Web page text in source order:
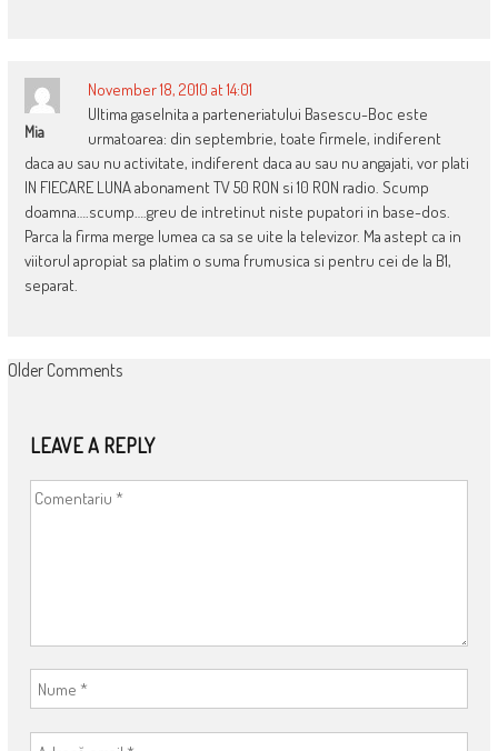
Mia
November 18, 2010 at 14:01
Ultima gaselnita a parteneriatului Basescu-Boc este
urmatoarea: din septembrie, toate firmele, indiferent
daca au sau nu activitate, indiferent daca au sau nu angajati, vor plati
IN FIECARE LUNA abonament TV 50 RON si 10 RON radio. Scump
doamna….scump….greu de intretinut niste pupatori in base-dos.
Parca la firma merge lumea ca sa se uite la televizor. Ma astept ca in
viitorul apropiat sa platim o suma frumusica si pentru cei de la B1,
separat.
COMMENT
Older Comments
LEAVE A REPLY